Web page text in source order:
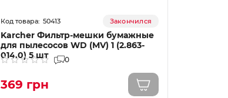
50413 Закончился
Karcher Фильтр-мешки бумажные
для пылесосов WD (MV) 1 (2.863-
014.0) 5 шт
0
369 грн